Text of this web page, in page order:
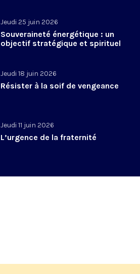
Jeudi 25 juin 2026
Souveraineté énergétique : un
objectif stratégique et spirituel
Jeudi 18 juin 2026
Résister à la soif de vengeance
Jeudi 11 juin 2026
L’urgence de la fraternité